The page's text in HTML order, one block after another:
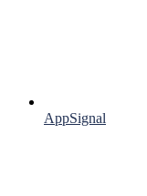
AppSignal